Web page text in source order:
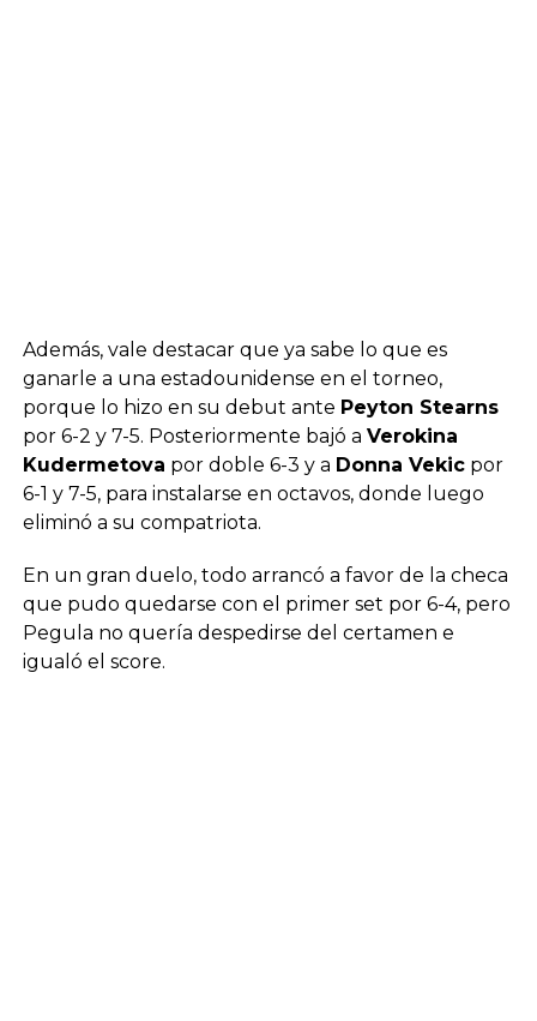
Además, vale destacar que ya sabe lo que es
ganarle a una estadounidense en el torneo,
porque lo hizo en su debut ante Peyton Stearns
por 6-2 y 7-5. Posteriormente bajó a Verokina
Kudermetova por doble 6-3 y a Donna Vekicpor
6-1 y 7-5, para instalarse en octavos, donde luego
eliminó a su compatriota.
En un gran duelo, todo arrancó a favor de la checa
que pudo quedarse con el primer set por 6-4, pero
Pegula no quería despedirse del certamen e
igualó el score.